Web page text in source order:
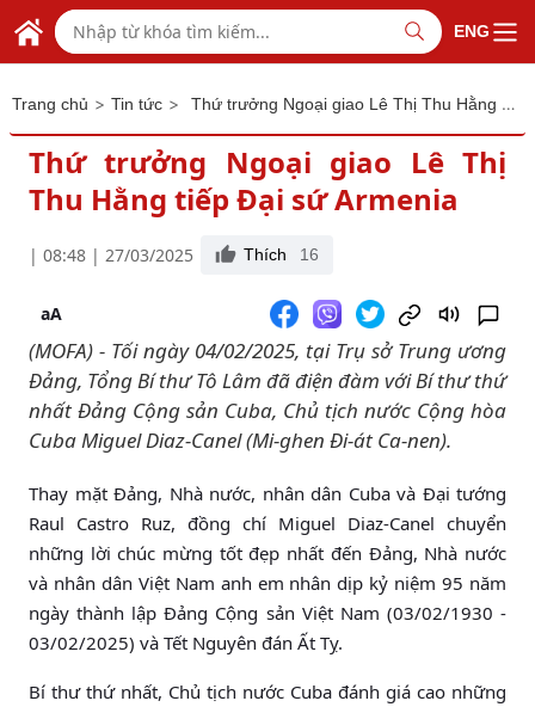
Skip to Main Content
BỘ NGOẠI GIAO VIỆT NAM
MINISTRY OF FOREIGN AFFAIRS
ENG
Trang chủ > Tin tức > Thứ trưởng Ngoại giao Lê Thị Thu Hằng tiếp Đại sứ Armenia
Thứ trưởng Ngoại giao Lê Thị
Thu Hằng tiếp Đại sứ Armenia
| 08:48 | 27/03/2025 Thích 16
aA
(MOFA) - Tối ngày 04/02/2025, tại Trụ sở Trung ương
Đảng, Tổng Bí thư Tô Lâm đã điện đàm với Bí thư thứ
nhất Đảng Cộng sản Cuba, Chủ tịch nước Cộng hòa
Cuba Miguel Diaz-Canel (Mi-ghen Đi-át Ca-nen).
Thay mặt Đảng, Nhà nước, nhân dân Cuba và Đại tướng
Raul Castro Ruz, đồng chí Miguel Diaz-Canel chuyển
những lời chúc mừng tốt đẹp nhất đến Đảng, Nhà nước
và nhân dân Việt Nam anh em nhân dịp kỷ niệm 95 năm
ngày thành lập Đảng Cộng sản Việt Nam (03/02/1930 -
03/02/2025) và Tết Nguyên đán Ất Tỵ.
Bí thư thứ nhất, Chủ tịch nước Cuba đánh giá cao những